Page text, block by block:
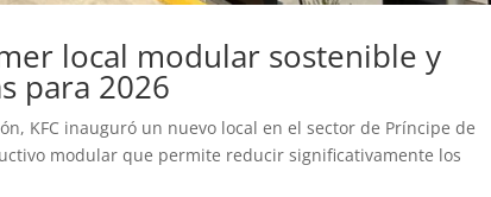
local modular sostenible y
para 2026
KFC inauguró un nuevo local en el sector de Príncipe de
modular que permite reducir significativamente los